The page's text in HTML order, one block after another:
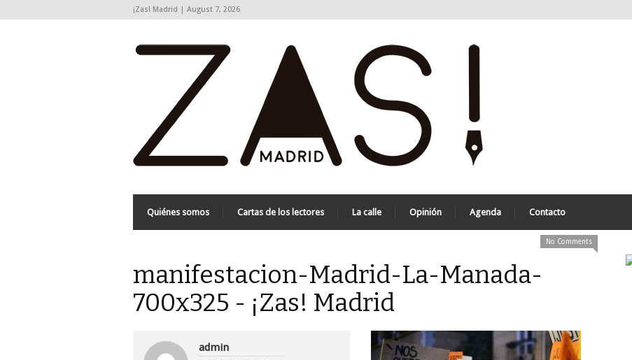
¡Zas! Madrid | August 7, 2026
Quiénes somos Cartas de los lectores La calle Opinión Agenda Contacto
No Comments
manifestacion-Madrid-La-Manada-
700x325 - ¡Zas! Madrid
admin